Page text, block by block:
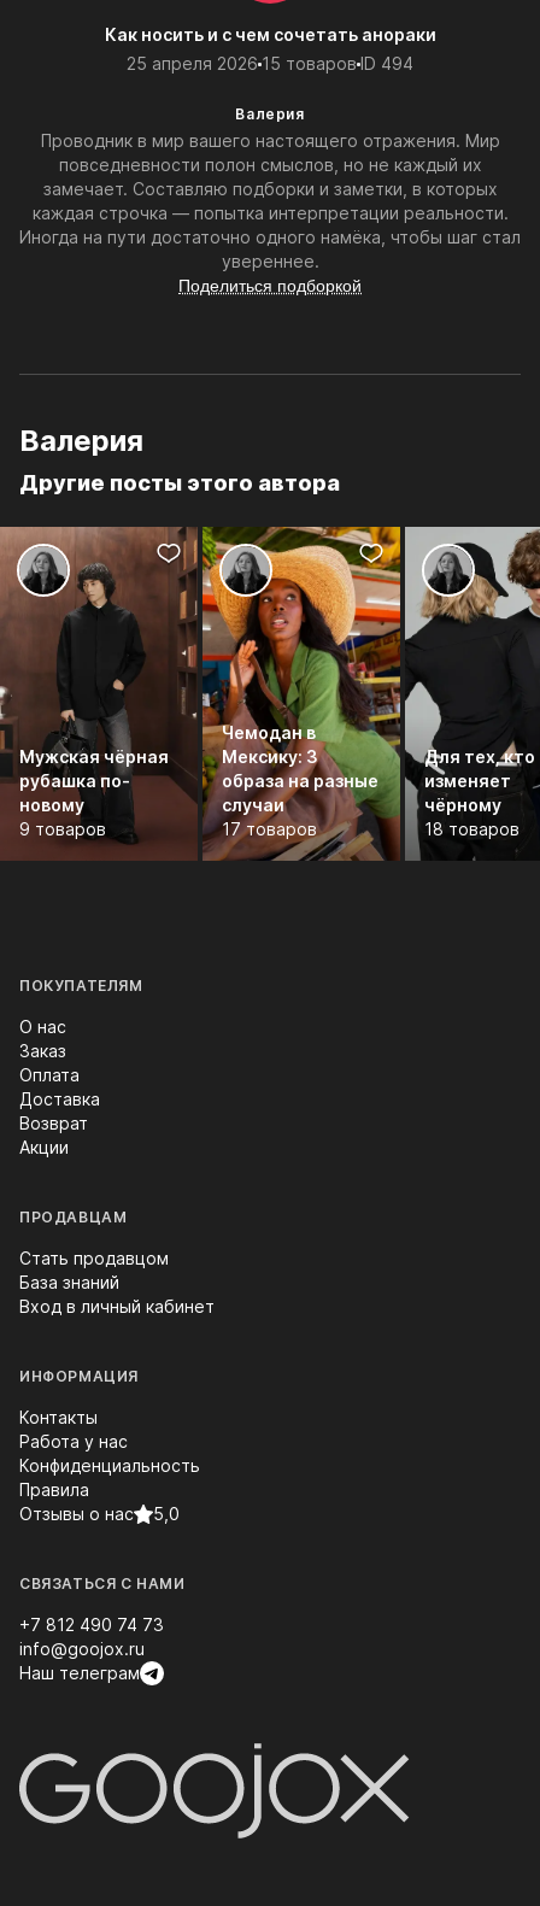
Как носить и с чем сочетать анораки
25 апреля 2026 15 товаров ID 494
Валерия
Проводник в мир вашего настоящего отражения. Мир
повседневности полон смыслов, но не каждый их
замечает. Составляю подборки и заметки, в которых
каждая строчка — попытка интерпретации реальности.
Иногда на пути достаточно одного намёка, чтобы шаг стал
увереннее.
Поделиться подборкой
Валерия
Другие посты этого автора
Мужская чёрная
рубашка по-
новому
9 товаров
Чемодан в
Мексику: 3
образа на разные
случаи
17 товаров
Для тех, кто
изменяет
чёрному
18 товаров
ПОКУПАТЕЛЯМ
О нас
Заказ
Оплата
Доставка
Возврат
Акции
ПРОДАВЦАМ
Стать продавцом
База знаний
Вход в личный кабинет
ИНФОРМАЦИЯ
Контакты
Работа у нас
Конфиденциальность
Правила
Отзывы о нас
5,0
СВЯЗАТЬСЯ С НАМИ
+7 812 490 74 73
info@goojox.ru
Наш телеграм